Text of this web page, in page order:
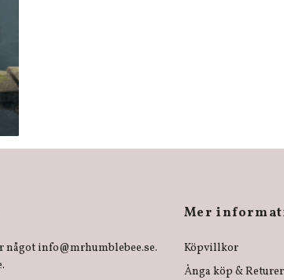
något info@mrhumblebee.se.
Mer
Köpvillkor
Ånga köp & Returer